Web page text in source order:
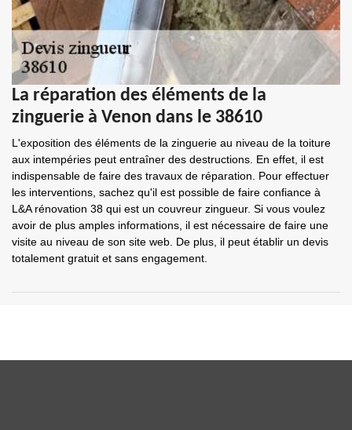
La réparation des éléments de la
zinguerie à Venon dans le 38610
L'exposition des éléments de la zinguerie au niveau de la toiture
aux intempéries peut entraîner des destructions. En effet, il est
indispensable de faire des travaux de réparation. Pour effectuer
les interventions, sachez qu'il est possible de faire confiance à
L&A rénovation 38 qui est un couvreur zingueur. Si vous voulez
avoir de plus amples informations, il est nécessaire de faire une
visite au niveau de son site web. De plus, il peut établir un devis
totalement gratuit et sans engagement.